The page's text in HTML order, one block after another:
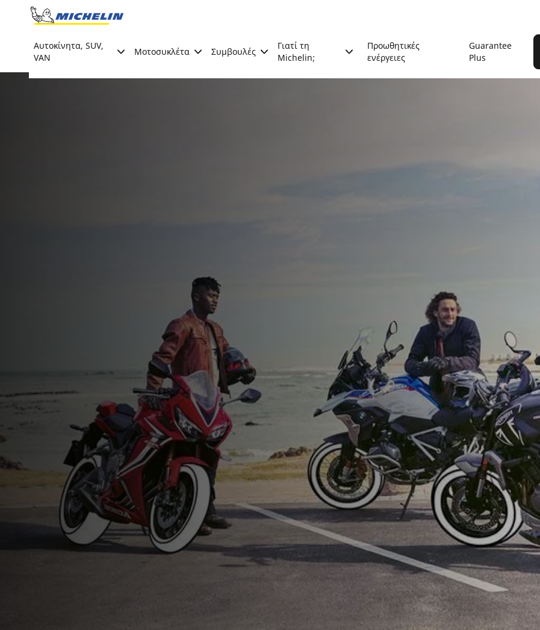
Go to page content
Αυτοκίνητα, SUV,
VAN
Μοτοσυκλέτα Συμβουλές
Γιατί τη
Michelin;
Προωθητικές
ενέργειες
Guarantee
Plus